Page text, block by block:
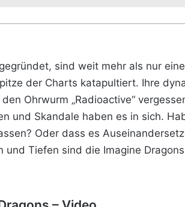
sind weit mehr als nur
der Charts katapultiert. Ihre
Ohrwurm „Radioactive“
und Skandale haben es in sich.
Oder dass es
Tiefen sind die Imagine